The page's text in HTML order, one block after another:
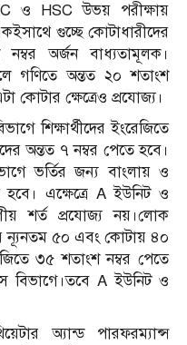
ও HSC উভয় পরীক্ষায়
গুচ্ছে কোটাধারীদের
অর্জন বাধ্যতামূলক।
গণিতে অন্তত ২০ শতাংশ
কোটার ক্ষেত্রেও প্রযোজ্য।
শিক্ষার্থীদের ইংরেজিতে
অন্তত ৭ নম্বর পেতে হবে।
ভর্তির জন্য বাংলায় ও
এক্ষেত্রে A ইউনিট ও
শর্ত প্রযোজ্য নয়।লোক
ন্যূনতম ৫০ এবং কোটায় ৪০
৩৫ শতাংশ নম্বর পেতে
বিভাগে।তবে A ইউনিট ও
অ্যান্ড পারফরম্যান্স